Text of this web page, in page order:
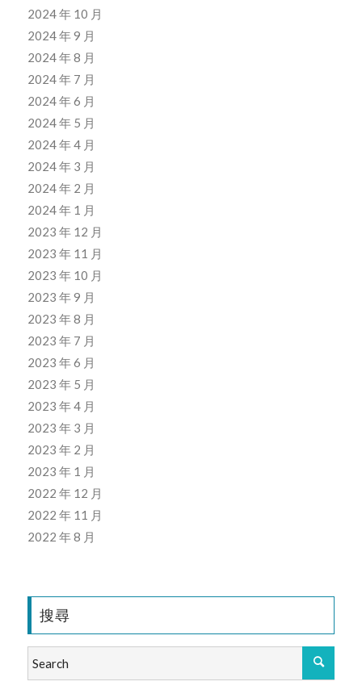
2024 年 10 月
2024 年 9 月
2024 年 8 月
2024 年 7 月
2024 年 6 月
2024 年 5 月
2024 年 4 月
2024 年 3 月
2024 年 2 月
2024 年 1 月
2023 年 12 月
2023 年 11 月
2023 年 10 月
2023 年 9 月
2023 年 8 月
2023 年 7 月
2023 年 6 月
2023 年 5 月
2023 年 4 月
2023 年 3 月
2023 年 2 月
2023 年 1 月
2022 年 12 月
2022 年 11 月
2022 年 8 月
搜尋